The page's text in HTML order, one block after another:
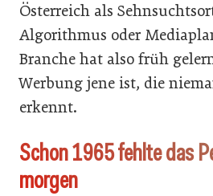
Österreich als
Algorithmus oder
Branche hat also früh
Werbung jene ist, die
erkennt.
Schon 1965 fehlte das
morgen